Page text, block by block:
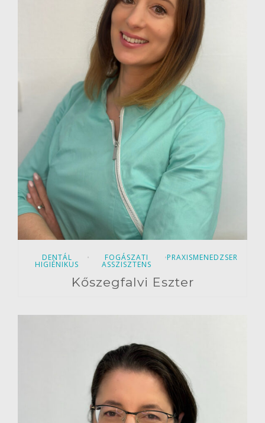
DENTÁL
HIGIÉNIKUS
• FOGÁSZATI
ASSZISZTENS
•PRAXISMENEDZSER
Kőszegfalvi Eszter